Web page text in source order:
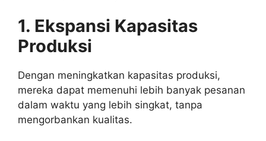
1. Ekspansi Kapasitas
Produksi
Dengan meningkatkan kapasitas produksi,
mereka dapat memenuhi lebih banyak pesanan
dalam waktu yang lebih singkat, tanpa
mengorbankan kualitas.